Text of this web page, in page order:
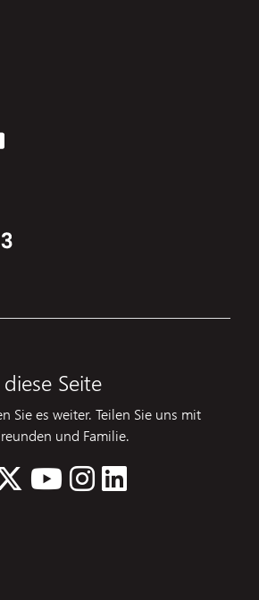
diese Seite
Sie es weiter. Teilen Sie uns mit
und Familie.